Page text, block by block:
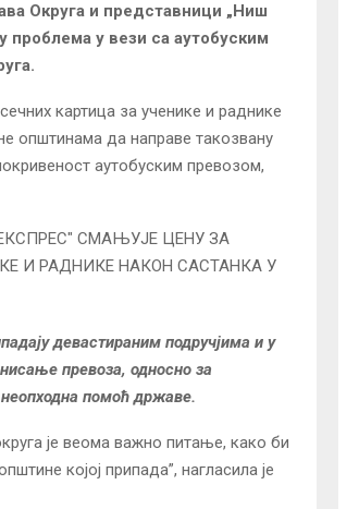
Округа и представници „Ниш
у вези са аутобуским
картица за ученике и раднике
општинама да направе такозвану
аутобуским превозом,
СМАЊУЈЕ ЦЕНУ ЗА
И РАДНИКЕ НАКОН САСТАНКА У
девастираним подручјима и у
превоза, односно за
помоћ државе.
је веома важно питање, како би
којој припада”, нагласила је